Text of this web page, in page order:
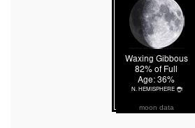
moon data